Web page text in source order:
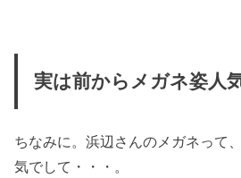
実は前からメガネ姿人
ちなみに。浜辺さんのメガネって
気でして・・・。